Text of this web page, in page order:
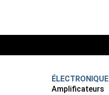
ÉLECTRONIQUE
Amplificateurs